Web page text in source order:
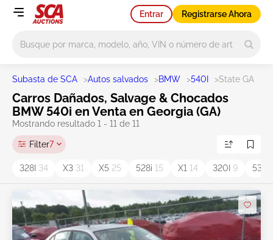
Entrar Registrarse Ahora
Subasta de SCA >Autos salvados >BMW >540I >State GA
Carros Dañados, Salvage & Chocados
BMW 540i en Venta en Georgia (GA)
Mostrando resultado 1 - 11 de 11
Filter7
328I 34 X3 31 X5 25 528i 15 X1 14 320I 9 530I